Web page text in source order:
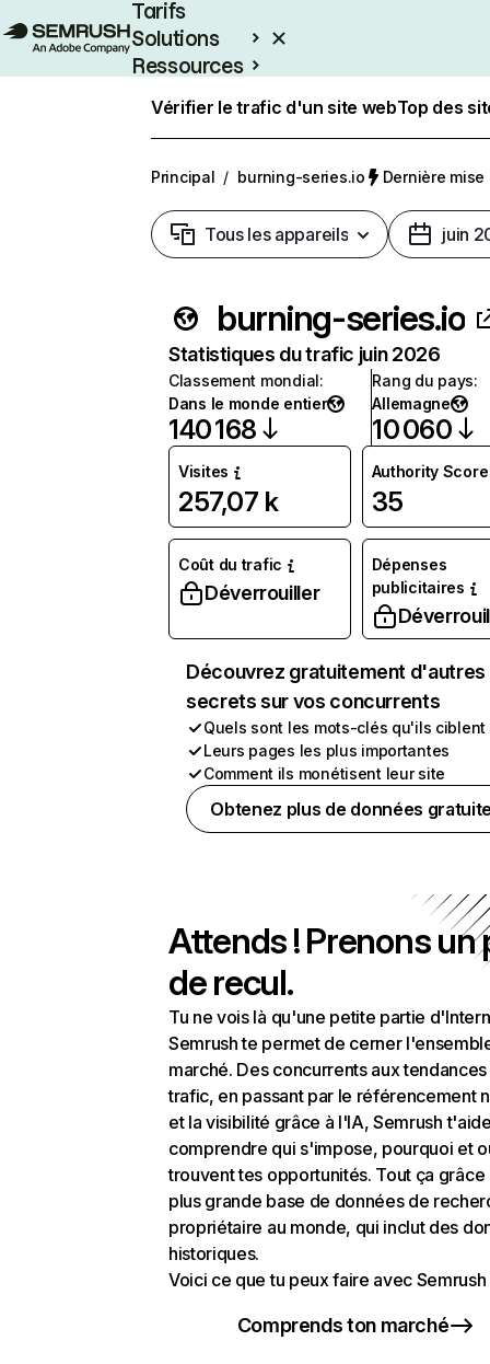
Tarifs
Solutions
Ressources
Vérifier le trafic d'un site webTop des
Principal / burning-series.io Dernière
Tous les appareils juin
burning-series.io
Statistiques du trafic juin 2026
Classement mondial:
Dans le monde entier
140 168
Rang du pays:
Allemagne
10 060
Visites
257,07 k
Authority Score
35
Coût du trafic
Déverrouiller
Dépenses
publicitaires
Découvrez gratuitement d'autres
secrets sur vos concurrents
Quels sont les mots-clés qu'ils ciblent
Leurs pages les plus importantes
Comment ils monétisent leur site
Obtenez plus de données
Attends ! Prenons un
de recul.
Tu ne vois là qu'une petite partie
Semrush te permet de cerner
marché. Des concurrents aux
trafic, en passant par le référencement
et la visibilité grâce à l'IA, Semrush
comprendre qui s'impose, pourquoi et
trouvent tes opportunités. Tout ça grâce
plus grande base de données de
propriétaire au monde, qui inclut des
historiques.
Voici ce que tu peux faire avec Semrush
Comprends ton marché